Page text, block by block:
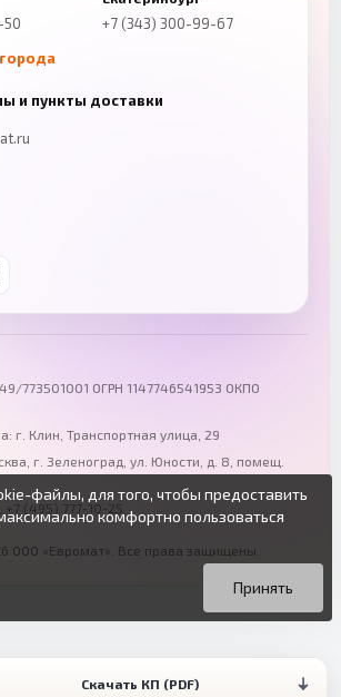
Скачать КП (PDF)
50
+7 (343) 300-99-67
Омск
и пункты доставки
773501001 ОГРН 1147746541953 ОКПО
г. Клин, Транспортная улица, 29
г. Зеленоград ул. Юности, д. 8, помещ.
+7 (495) 777-10-25
ООО «Евромат». Все права защищены.
файлы, для того, чтобы предоставить
комфортно пользоваться
прочитать о cookie-файлах в открытых
настройки своего браузера.
данным сайтом без изменения
на использование ваших cookie-
Принять